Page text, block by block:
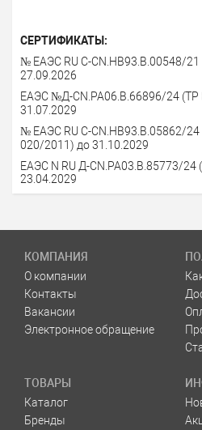
СЕРТИФИКАТЫ:
№ ЕАЭС RU C-СN.HB93.В.00548/
27.09.2026
ЕАЭС №Д-CN.PA06.B.66896/24
31.07.2029
№ ЕАЭС RU C-CN.HB93.B.05862/
020/2011) до 31.10.2029
ЕАЭС N RU Д-CN.РА03.В.85773/
23.04.2029
КОМПАНИЯ
О компании
Контакты
Вакансии
Электронное обращение
ТОВАРЫ
Каталог
Бренды